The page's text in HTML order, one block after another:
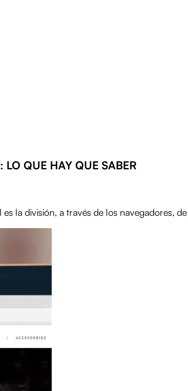
QUE HAY QUE SABER
la división, a través de los navegadores,